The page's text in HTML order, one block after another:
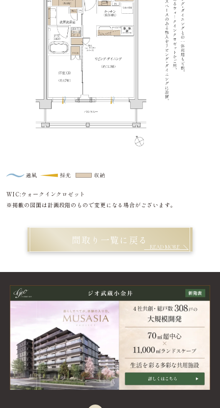
WIC:ウォークインクロゼット
※掲載の図面は計画段階のもので変更になる場合がございます。
間取り一覧に戻る